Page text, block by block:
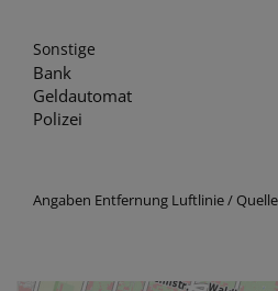
Sonstige
Bank
Geldautomat
Polizei
Angaben Entfernung Luftlinie /